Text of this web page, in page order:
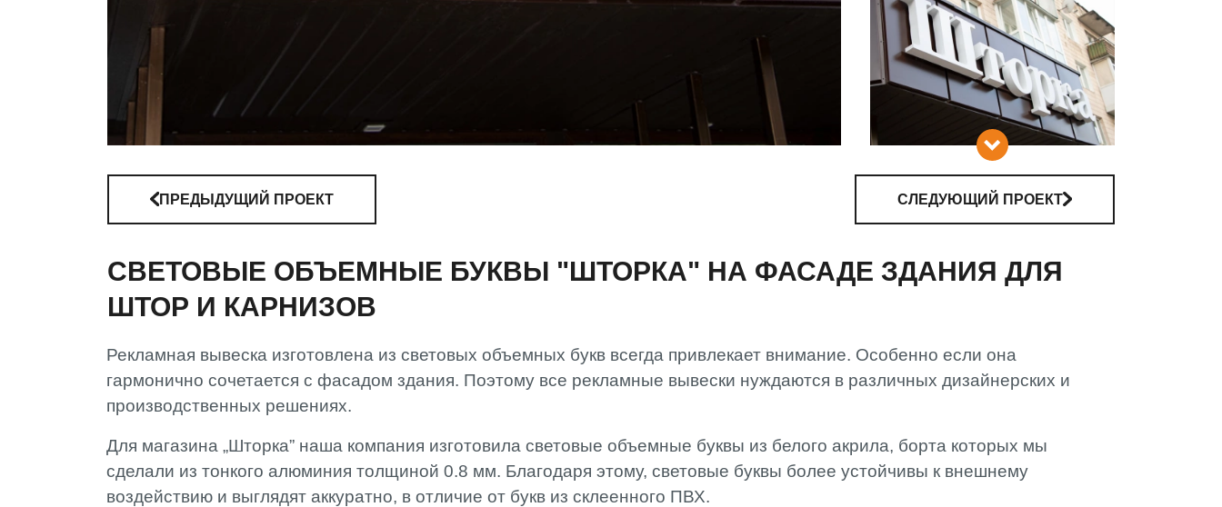
ПРЕДЫДУЩИЙ ПРОЕКТ СЛЕДУЮЩИЙ ПРОЕКТ
СВЕТОВЫЕ ОБЪЕМНЫЕ БУКВЫ "ШТОРКА" НА ФАСАДЕ ЗДАНИЯ ДЛЯ
ШТОР И КАРНИЗОВ
Рекламная вывеска изготовлена ​​из световых объемных букв всегда привлекает внимание. Особенно если она
гармонично сочетается с фасадом здания. Поэтому все рекламные вывески нуждаются в различных дизайнерских и
производственных решениях.
Для магазина „Шторка” наша компания изготовила световые объемные буквы из белого акрила, борта которых мы
сделали из тонкого алюминия толщиной 0.8 мм. Благодаря этому, световые буквы более устойчивы к внешнему
воздействию и выглядят аккуратно, в отличие от букв из склеенного ПВХ.